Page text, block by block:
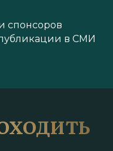
спонсоров
в СМИ